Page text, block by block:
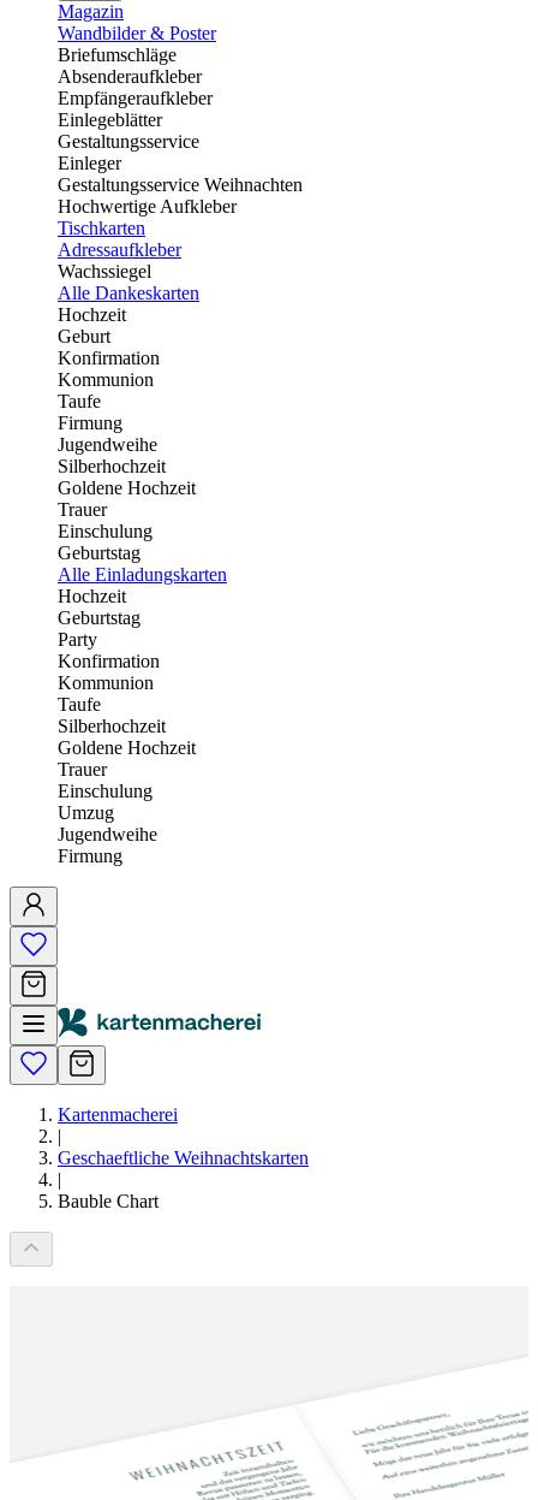
Magazin
Wandbilder & Poster
Briefumschläge
Absenderaufkleber
Empfängeraufkleber
Einlegeblätter
Gestaltungsservice
Einleger
Gestaltungsservice Weihnachten
Hochwertige Aufkleber
Tischkarten
Adressaufkleber
Wachssiegel
Alle Dankeskarten
Hochzeit
Geburt
Konfirmation
Kommunion
Taufe
Firmung
Jugendweihe
Silberhochzeit
Goldene Hochzeit
Trauer
Einschulung
Geburtstag
Alle Einladungskarten
Hochzeit
Geburtstag
Party
Konfirmation
Kommunion
Taufe
Silberhochzeit
Goldene Hochzeit
Trauer
Einschulung
Umzug
Jugendweihe
Firmung
Kartenmacherei
|
Geschaeftliche Weihnachtskarten
|
Bauble Chart